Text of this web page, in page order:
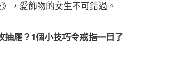
，愛飾物的女生不可錯過。
屜？1個小技巧令戒指一目了